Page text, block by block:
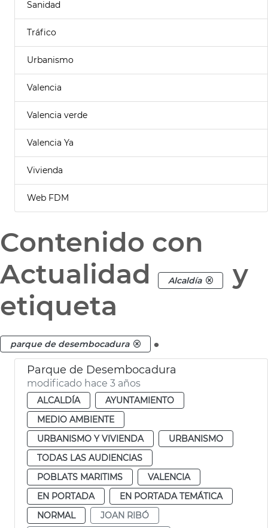
Sanidad
Tráfico
Urbanismo
Valencia
Valencia verde
Valencia Ya
Vivienda
Web FDM
Contenido con
Actualidad
Alcaldía
y
etiqueta
parque de desembocadura .
Parque de Desembocadura
modificado hace 3 años
ALCALDÍA
AYUNTAMIENTO
MEDIO AMBIENTE
URBANISMO Y VIVIENDA
URBANISMO
TODAS LAS AUDIENCIAS
POBLATS MARITIMS
VALENCIA
EN PORTADA
EN PORTADA TEMÁTICA
NORMAL
JOAN RIBÓ